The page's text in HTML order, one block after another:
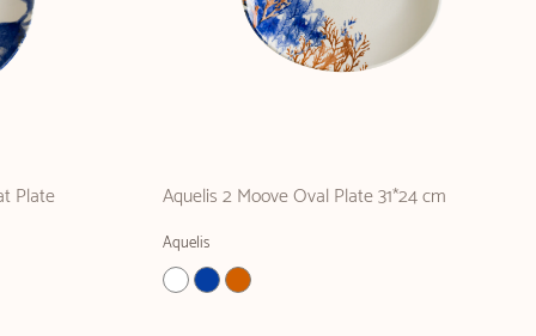
Plate Aquelis 2 Moove Oval Plate 31*24 cm
Aquelis